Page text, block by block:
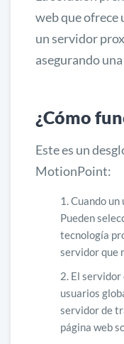
web que ofrece
un servidor
asegurando
¿Cómo
Este es un
MotionPoint:
Cuando un
Pueden
tecnología
servidor que
El servidor
usuarios
servidor de
página web